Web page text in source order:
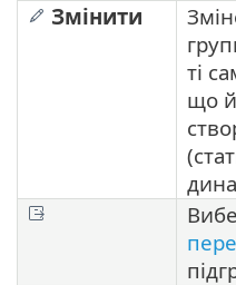
Змінити
ті
що й